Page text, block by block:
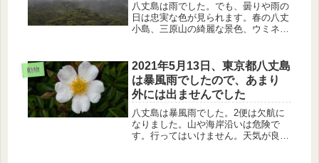
八丈島は雨でした。でも、曇りや雨の
日は忠実な色が見られます。春の八丈
小島、三原山の綺麗な景色、ウミネ
動物
2021年5月13日、東京都八丈島
は暴風雨でしたので、あまり
外には出ませんでした
八丈島は暴風雨でした。2便は欠航に
なりました。山や海岸沿いは危険で
す。行ってはいけません。天気が良け